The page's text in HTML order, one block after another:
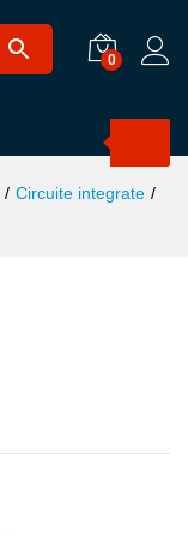
0
/ Circuite integrate /